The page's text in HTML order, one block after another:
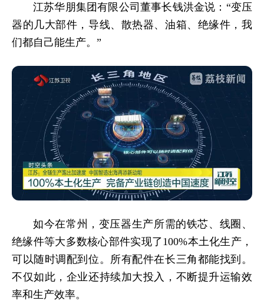
江苏华朋集团有限公司董事长钱洪金说：“变压
器的几大部件，导线、散热器、油箱、绝缘件，我
们都自己能生产。”
如今在常州，变压器生产所需的铁芯、线圈、
绝缘件等大多数核心部件实现了100%本土化生产，
可以随时调配到位。所有配件在长三角都能找到。
不仅如此，企业还持续加大投入，不断提升运输效
率和生产效率。